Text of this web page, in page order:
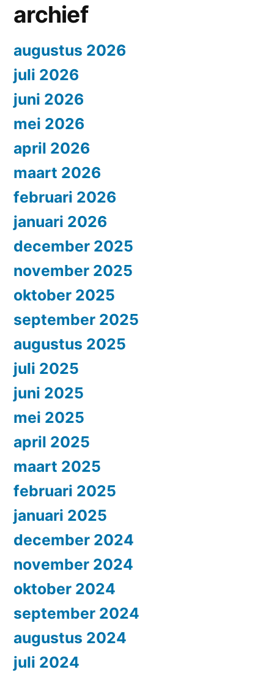
archief
augustus 2026
juli 2026
juni 2026
mei 2026
april 2026
maart 2026
februari 2026
januari 2026
december 2025
november 2025
oktober 2025
september 2025
augustus 2025
juli 2025
juni 2025
mei 2025
april 2025
maart 2025
februari 2025
januari 2025
december 2024
november 2024
oktober 2024
september 2024
augustus 2024
juli 2024